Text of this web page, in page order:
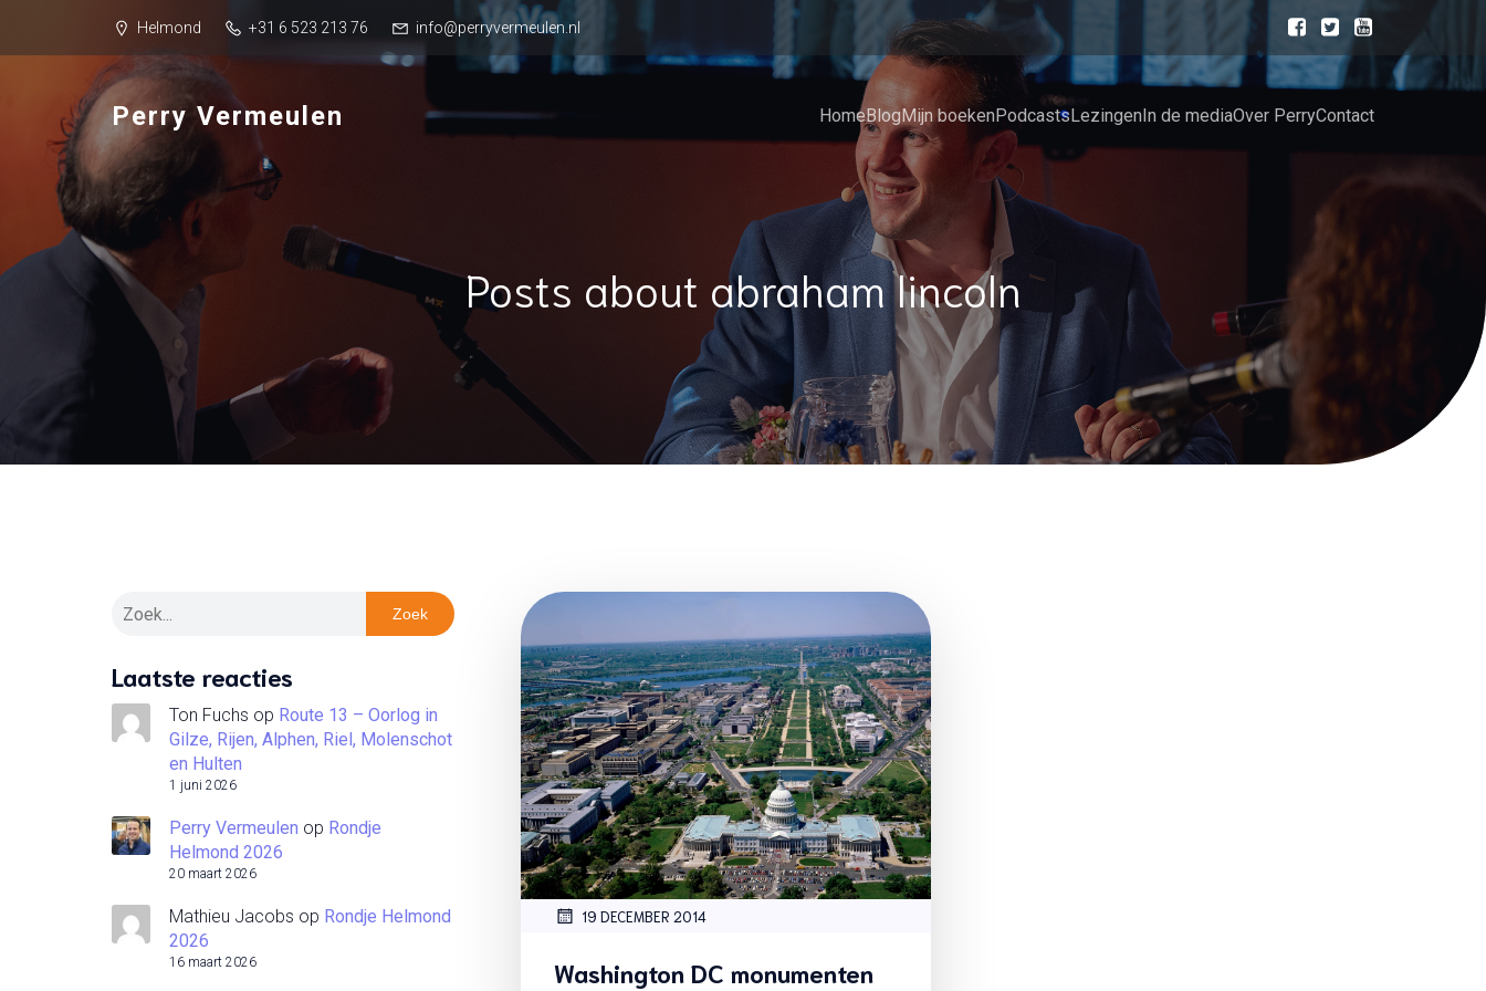
Helmond +31 6 523 213 76 info@perryvermeulen.nl
Perry Vermeulen HomeBlogMijn boekenPodcastsLezingenIn de mediaOver PerryContact
Posts about abraham lincoln
Zoek
Laatste reacties
Ton Fuchs op Route 13 – Oorlog in
Gilze, Rijen, Alphen, Riel, Molenschot
en Hulten
1 juni 2026
Perry Vermeulen op Rondje
Helmond 2026
20 maart 2026
Mathieu Jacobs op Rondje Helmond
2026
16 maart 2026
19 DECEMBER 2014
Washington DC monumenten